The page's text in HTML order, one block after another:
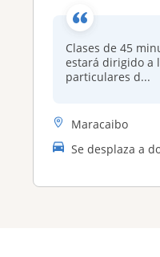
Clases de 45
estará dirigido a
particulares d...
Maracaibo
Se desplaza a